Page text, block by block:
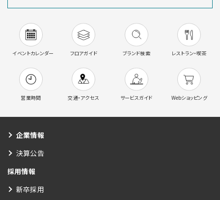
イベントカレンダー フロアガイド ブランド検索 レストラン・喫茶
営業時間 交通・アクセス サービスガイド Webショッピング
企業情報
決算公告
採用情報
新卒採用